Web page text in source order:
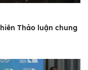
Thảo luận chung